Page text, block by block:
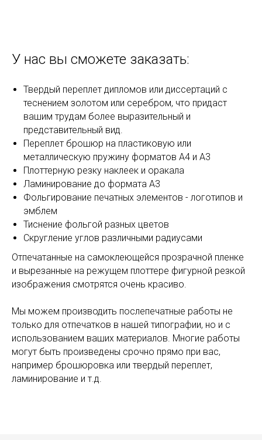
У нас вы сможете заказать:
Твердый переплет дипломов или диссертаций с
теснением золотом или серебром, что придаст
вашим трудам более выразительный и
представительный вид.
Переплет брошюр на пластиковую или
металлическую пружину форматов А4 и А3
Плоттерную резку наклеек и оракала
Ламинирование до формата А3
Фольгирование печатных элементов - логотипов и
эмблем
Тиснение фольгой разных цветов
Скругление углов различными радиусами
Отпечатанные на самоклеющейся прозрачной пленке
и вырезанные на режущем плоттере фигурной резкой
изображения смотрятся очень красиво.
Мы можем производить послепечатные работы не
только для отпечатков в нашей типографии, но и с
использованием ваших материалов. Многие работы
могут быть произведены срочно прямо при вас,
например брошюровка или твердый переплет,
ламинирование и т.д.